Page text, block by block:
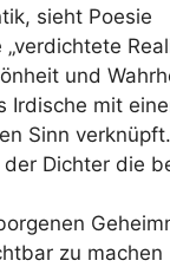
sieht Poesie
„verdichtete
und
Irdische mit
Sinn verknüpft.
der Dichter die
zu machen